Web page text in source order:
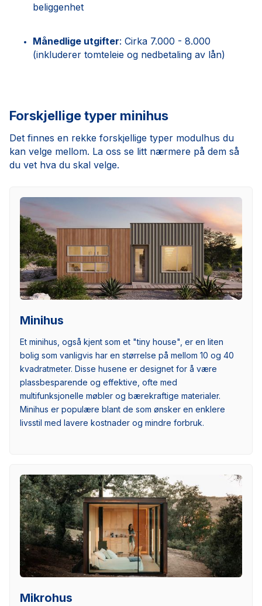
beliggenhet
Månedlige utgifter: Cirka 7.000 - 8.000
(inkluderer tomteleie og nedbetaling av lån)
Forskjellige typer minihus
Det finnes en rekke forskjellige typer modulhus du
kan velge mellom. La oss se litt nærmere på dem så
du vet hva du skal velge.
Minihus
Et minihus, også kjent som et "tiny house", er en liten
bolig som vanligvis har en størrelse på mellom 10 og 40
kvadratmeter. Disse husene er designet for å være
plassbesparende og effektive, ofte med
multifunksjonelle møbler og bærekraftige materialer.
Minihus er populære blant de som ønsker en enklere
livsstil med lavere kostnader og mindre forbruk.
Mikrohus